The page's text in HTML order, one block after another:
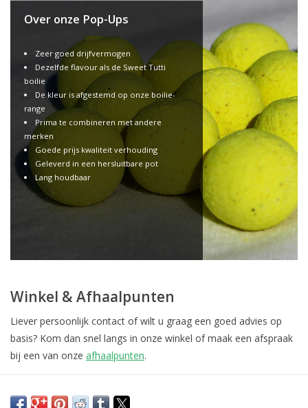
Over onze Pop-Ups
Zeer goed drijfvermogen
Dezelfde flavour als de Sweet Tutti
boilie
De kleur is afgestemd op onze boilie-
range
Prima te combineren met andere
merken
Goede prijs kwaliteit verhouding
Geleverd in een hersluitbare pot
Lang houdbaar
Winkel & Afhaalpunten
Liever persoonlijk contact of wilt u graag een goed advies op
basis? Kom dan snel langs in onze winkel of maak een afspraak
bij een van onze afhaalpunten.